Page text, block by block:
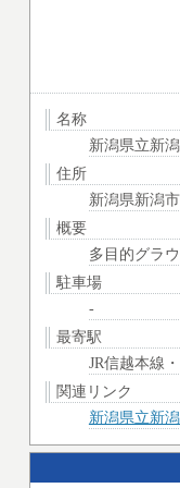
名称
新潟県立新
住所
新潟県新潟
概要
多目的グラ
駐車場
-
最寄駅
JR信越本線
関連リンク
新潟県立新